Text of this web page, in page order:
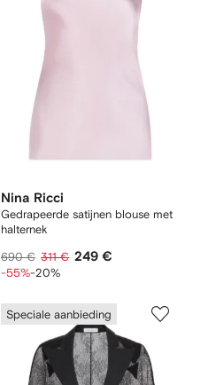
Nina Ricci
Gedrapeerde satijnen blouse met
halternek
690 € 311 € 249 €
-55%-20%
Speciale aanbieding